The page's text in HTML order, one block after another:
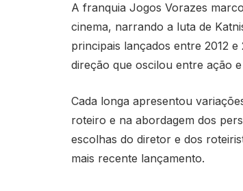
A franquia Jogos Vorazes
cinema, narrando a luta de
principais lançados entre 2012
direção que oscilou entre ação
Cada longa apresentou
roteiro e na abordagem dos
escolhas do diretor e dos
mais recente lançamento.